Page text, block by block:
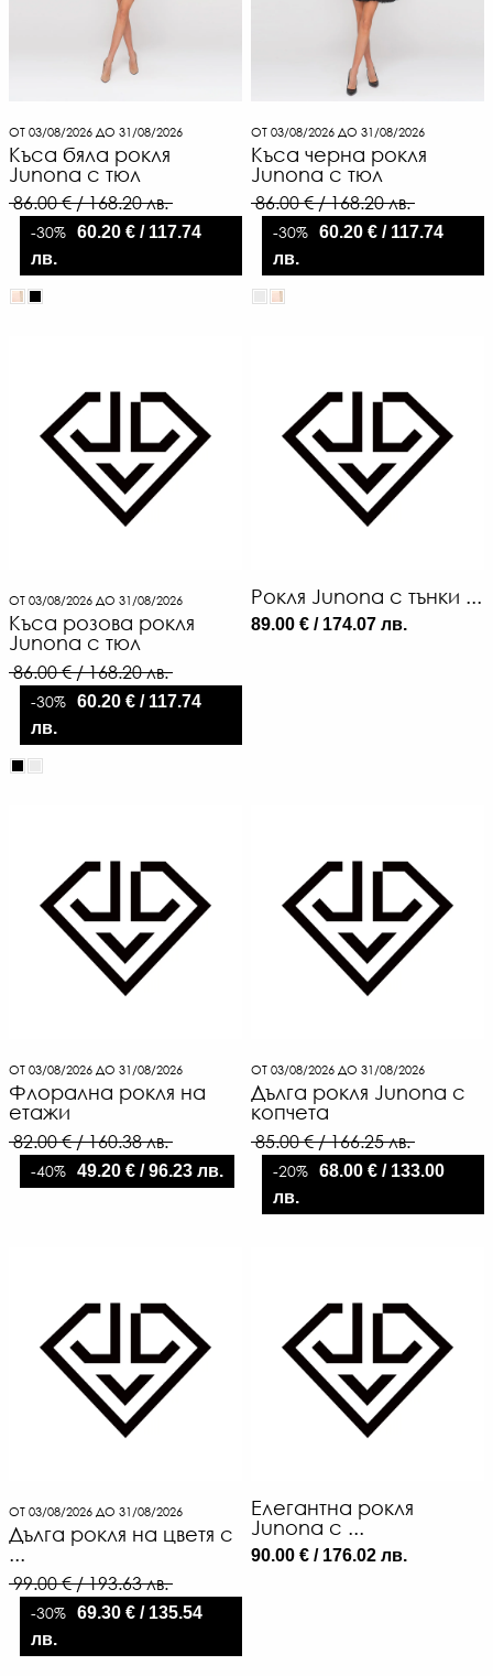
ОТ 03/08/2026 ДО 31/08/2026
Къса бяла рокля
Junona с тюл
86.00 € / 168.20 лв.
-30% 60.20 € / 117.74
лв.
ОТ 03/08/2026 ДО 31/08/2026
Къса черна рокля
Junona с тюл
86.00 € / 168.20 лв.
-30% 60.20 € / 117.74
лв.
ОТ 03/08/2026 ДО 31/08/2026
Къса розова рокля
Junona с тюл
86.00 € / 168.20 лв.
-30% 60.20 € / 117.74
лв.
Рокля Junona с тънки ...
89.00 € / 174.07 лв.
ОТ 03/08/2026 ДО 31/08/2026
Флорална рокля на
етажи
82.00 € / 160.38 лв.
-40% 49.20 € / 96.23 лв.
ОТ 03/08/2026 ДО 31/08/2026
Дълга рокля Junona с
копчета
85.00 € / 166.25 лв.
-20% 68.00 € / 133.00
лв.
ОТ 03/08/2026 ДО 31/08/2026
Дълга рокля на цветя с
...
99.00 € / 193.63 лв.
-30% 69.30 € / 135.54
лв.
Елегантна рокля
Junona с ...
90.00 € / 176.02 лв.